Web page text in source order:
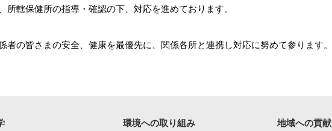
轄保健所の指導・確認の下、対応を進めております。
の皆さまの安全、健康を最優先に、関係各所と連携し対応に努めて参ります。
環境への取り組み
地域への貢献